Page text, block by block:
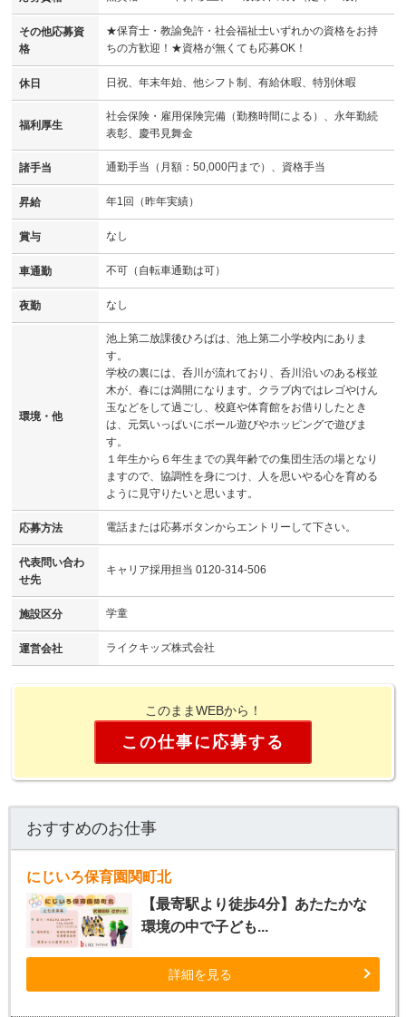
その他応募資
格
★保育士・教諭免許・社会福祉士いずれかの資格をお持
ちの方歓迎！★資格が無くても応募OK！
休日 日祝、年末年始、他シフト制、有給休暇、特別休暇
福利厚生
社会保険・雇用保険完備（勤務時間による）、永年勤続
表彰、慶弔見舞金
諸手当 通勤手当（月額：50,000円まで）、資格手当
昇給 年1回（昨年実績）
賞与 なし
車通勤 不可（自転車通勤は可）
夜勤 なし
環境・他
池上第二放課後ひろばは、池上第二小学校内にありま
す。
学校の裏には、呑川が流れており、呑川沿いのある桜並
木が、春には満開になります。クラブ内ではレゴやけん
玉などをして過ごし、校庭や体育館をお借りしたとき
は、元気いっぱいにボール遊びやホッピングで遊びま
す。
１年生から６年生までの異年齢での集団生活の場となり
ますので、協調性を身につけ、人を思いやる心を育める
ように見守りたいと思います。
応募方法 電話または応募ボタンからエントリーして下さい。
代表問い合わ
せ先
キャリア採用担当 0120-314-506
施設区分 学童
運営会社 ライクキッズ株式会社
このままWEBから！
この仕事に応募する
おすすめのお仕事
にじいろ保育園関町北
【最寄駅より徒歩4分】あたたかな
環境の中で子ども...
詳細を見る